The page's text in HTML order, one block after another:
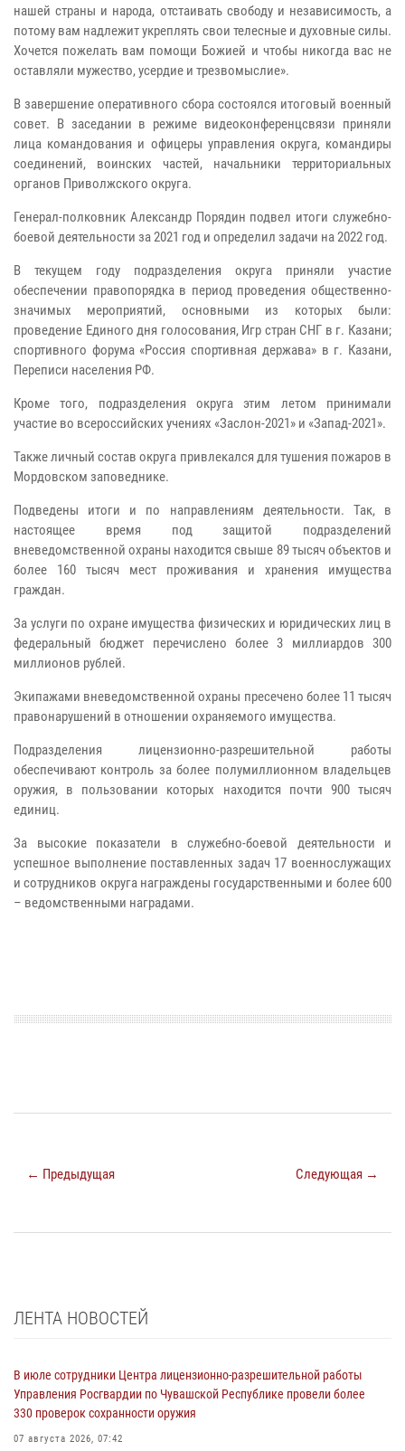
нашей страны и народа, отстаивать свободу и независимость, а
потому вам надлежит укреплять свои телесные и духовные силы.
Хочется пожелать вам помощи Божией и чтобы никогда вас не
оставляли мужество, усердие и трезвомыслие».
В завершение оперативного сбора состоялся итоговый военный
совет. В заседании в режиме видеоконференцсвязи приняли
лица командования и офицеры управления округа, командиры
соединений, воинских частей, начальники территориальных
органов Приволжского округа.
Генерал-полковник Александр Порядин подвел итоги служебно-
боевой деятельности за 2021 год и определил задачи на 2022 год.
В текущем году подразделения округа приняли участие
обеспечении правопорядка в период проведения общественно-
значимых мероприятий, основными из которых были:
проведение Единого дня голосования, Игр стран СНГ в г. Казани;
спортивного форума «Россия спортивная держава» в г. Казани,
Переписи населения РФ.
Кроме того, подразделения округа этим летом принимали
участие во всероссийских учениях «Заслон-2021» и «Запад-2021».
Также личный состав округа привлекался для тушения пожаров в
Мордовском заповеднике.
Подведены итоги и по направлениям деятельности. Так, в
настоящее время под защитой подразделений
вневедомственной охраны находится свыше 89 тысяч объектов и
более 160 тысяч мест проживания и хранения имущества
граждан.
За услуги по охране имущества физических и юридических лиц в
федеральный бюджет перечислено более 3 миллиардов 300
миллионов рублей.
Экипажами вневедомственной охраны пресечено более 11 тысяч
правонарушений в отношении охраняемого имущества.
Подразделения лицензионно-разрешительной работы
обеспечивают контроль за более полумиллионном владельцев
оружия, в пользовании которых находится почти 900 тысяч
единиц.
За высокие показатели в служебно-боевой деятельности и
успешное выполнение поставленных задач 17 военнослужащих
и сотрудников округа награждены государственными и более 600
– ведомственными наградами.
← Предыдущая Следующая →
ЛЕНТА НОВОСТЕЙ
В июле сотрудники Центра лицензионно-разрешительной работы
Управления Росгвардии по Чувашской Республике провели более
330 проверок сохранности оружия
07 августа 2026, 07:42